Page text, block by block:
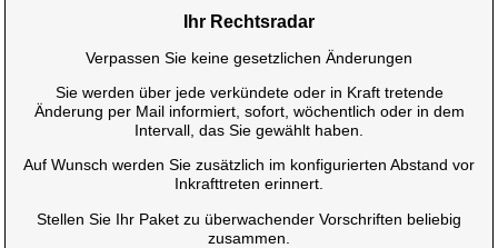
Ihr Rechtsradar
Verpassen Sie keine gesetzlichen Änderungen
Sie werden über jede verkündete oder in Kraft tretende
Änderung per Mail informiert, sofort, wöchentlich oder in dem
Intervall, das Sie gewählt haben.
Auf Wunsch werden Sie zusätzlich im konfigurierten Abstand vor
Inkrafttreten erinnert.
Stellen Sie Ihr Paket zu überwachender Vorschriften beliebig
zusammen.